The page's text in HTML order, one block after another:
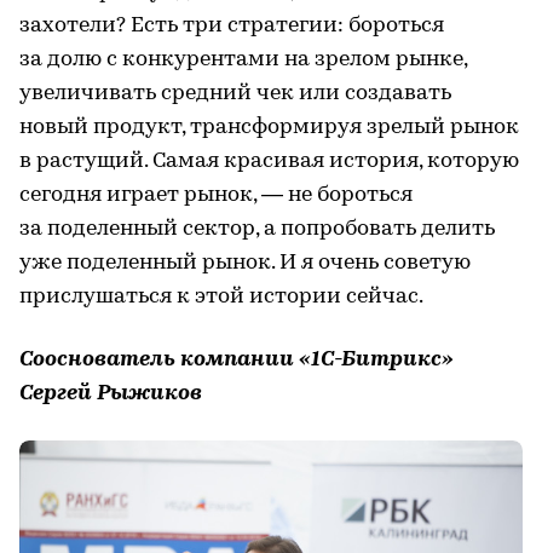
захотели? Есть три стратегии: бороться
за долю с конкурентами на зрелом рынке,
увеличивать средний чек или создавать
новый продукт, трансформируя зрелый рынок
в растущий. Самая красивая история, которую
сегодня играет рынок, — не бороться
за поделенный сектор, а попробовать делить
уже поделенный рынок. И я очень советую
прислушаться к этой истории сейчас.
Сооснователь компании «1С-Битрикс»
Сергей Рыжиков